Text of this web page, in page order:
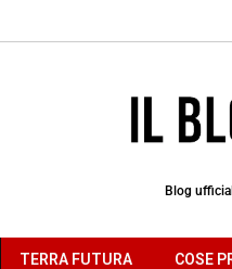
Blog
TERRA FUTURA COSE